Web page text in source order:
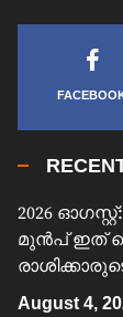
2026
മുൻപ് ഇത്
August 4,